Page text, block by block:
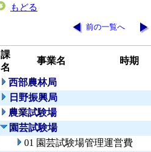
もどる
前の一覧へ
課
名
事業名 時期
西部農林局
日野振興局
農業試験場
園芸試験場
01 園芸試験場管理運営費